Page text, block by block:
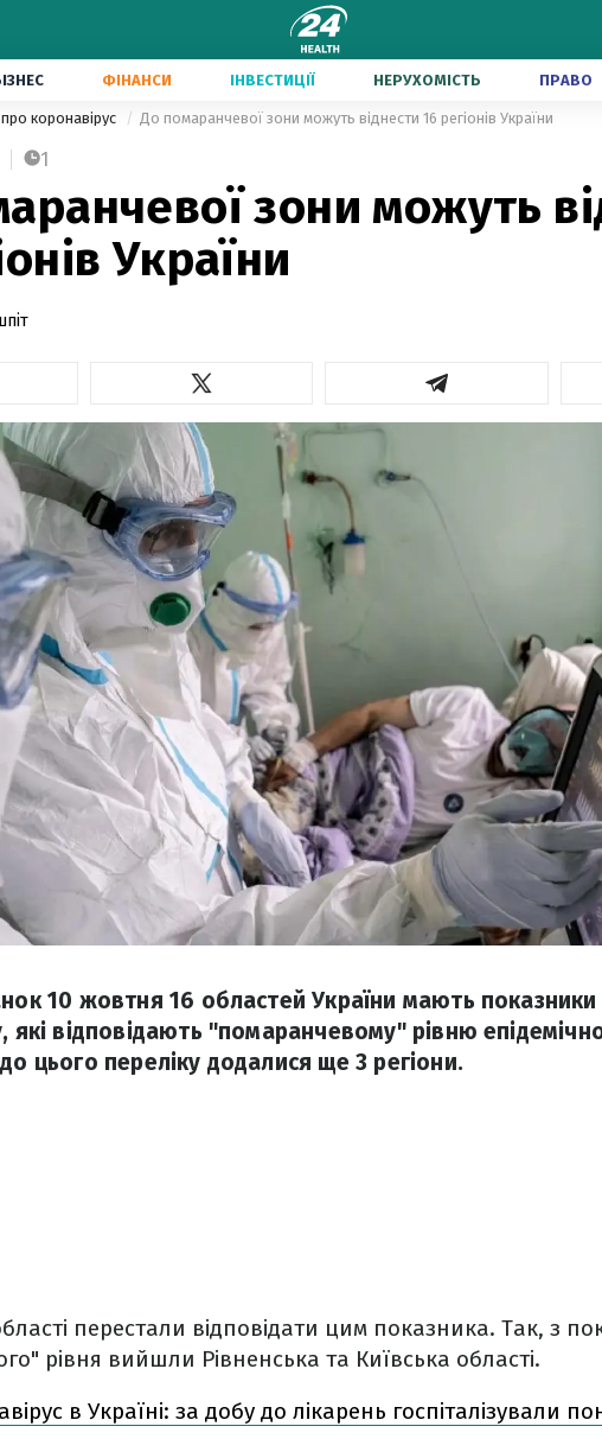
ФІНАНСИ ІНВЕСТИЦІЇ НЕРУХОМІСТЬ ПРАВО
коронавірус До помаранчевої зони можуть віднести 16 регіонів України
1
зони можуть
України
10 жовтня 16 областей України мають
які відповідають "помаранчевому" рівню
цього переліку додалися ще 3 регіони.
перестали відповідати цим показника. Так, з
рівня вийшли Рівненська та Київська області.
в Україні: за добу до лікарень госпіталізували